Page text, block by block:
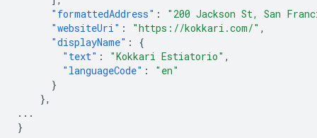
"formattedAddress" :
"200 Jackson St, San
"websiteUri" : "https://kokkari.com/" ,
"displayName" :
{
"text" : "Kokkari Estiatorio" ,
"languageCode" :
"en"
}
},
...
}